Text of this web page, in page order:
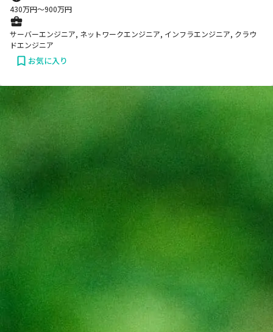
430万円〜900万円
サーバーエンジニア, ネットワークエンジニア, インフラエンジニア, クラウ
ドエンジニア
お気に入り